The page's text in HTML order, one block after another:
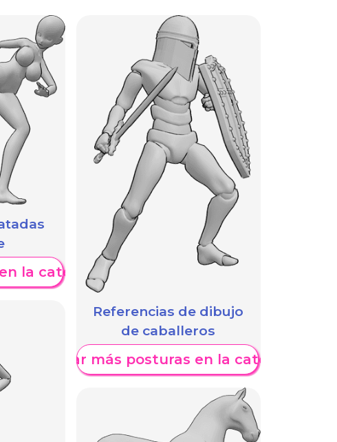
la categoría
Referencias de dibujo
de caballeros
Mostrar más posturas en la categoría